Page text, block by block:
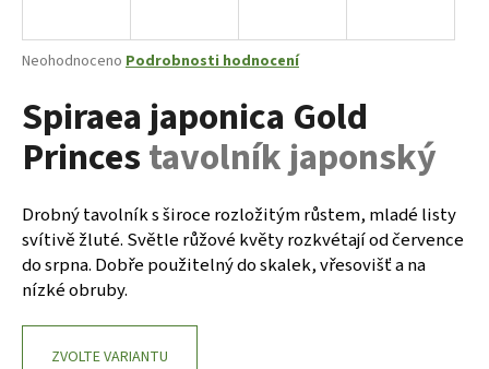
Průměrné
produktu
je
0,0
z
hvězdiček.
Neohodnoceno Podrobnosti hodnocení
Spiraea japonica Gold
Princestavolník japonský
Drobný tavolník s široce rozložitým růstem, mladé listy
svítivě žluté. Světle růžové květy rozkvétají od července
do srpna. Dobře použitelný do skalek, vřesovišť a na
nízké obruby.
ZVOLTE VARIANTU
j
t
?
HLEDAT